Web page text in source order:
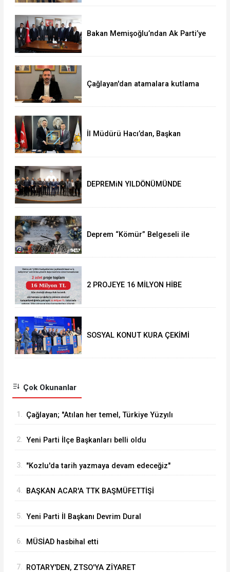
Bakan Memişoğlu’ndan Ak Parti’ye
Çağlayan'dan atamalara kutlama
İl Müdürü Hacı’dan, Başkan
DEPREMiN YILDÖNÜMÜNDE
Deprem “Kömür” Belgeseli ile
2 PROJEYE 16 MİLYON HİBE
SOSYAL KONUT KURA ÇEKİMİ
Çok Okunanlar
1. Çağlayan; "Atılan her temel, Türkiye Yüzyılı
göstergelerinden biridir
2. Yeni Parti İlçe Başkanları belli oldu
3. "Kozlu'da tarih yazmaya devam edeceğiz"
4. BAŞKAN ACAR'A TTK BAŞMÜFETTİŞİ
5. Yeni Parti İl Başkanı Devrim Dural
6. MÜSİAD hasbihal etti
7. ROTARY'DEN, ZTSO'YA ZİYARET